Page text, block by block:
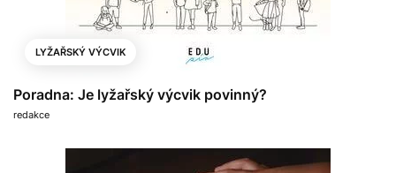
LYŽAŘSKÝ VÝCVIK
Poradna: Je lyžařský výcvik povinný?
redakce